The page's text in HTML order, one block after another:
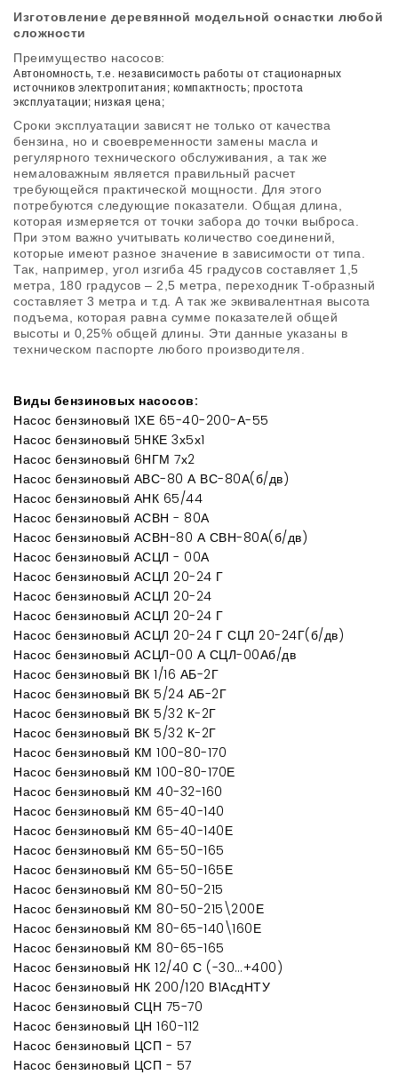
Изготовление деревянной модельной оснастки любой
сложности
Преимущество насосов:
Автономность, т.е. независимость работы от стационарных
источников электропитания; компактность; простота
эксплуатации; низкая цена;
Сроки эксплуатации зависят не только от качества
бензина, но и своевременности замены масла и
регулярного технического обслуживания, а так же
немаловажным является правильный расчет
требующейся практической мощности. Для этого
потребуются следующие показатели. Общая длина,
которая измеряется от точки забора до точки выброса.
При этом важно учитывать количество соединений,
которые имеют разное значение в зависимости от типа.
Так, например, угол изгиба 45 градусов составляет 1,5
метра, 180 градусов – 2,5 метра, переходник T-образный
составляет 3 метра и т.д. А так же эквивалентная высота
подъема, которая равна сумме показателей общей
высоты и 0,25% общей длины. Эти данные указаны в
техническом паспорте любого производителя.
Виды бензиновых насосов:
Насос бензиновый 1ХЕ 65-40-200-А-55
Насос бензиновый 5НКЕ 3х5х1
Насос бензиновый 6НГМ 7х2
Насос бензиновый АВС-80 А ВС-80А(б/дв)
Насос бензиновый АНК 65/44
Насос бензиновый АСВН - 80А
Насос бензиновый АСВН-80 А СВН-80А(б/дв)
Насос бензиновый АСЦЛ - 00А
Насос бензиновый АСЦЛ 20-24 Г
Насос бензиновый АСЦЛ 20-24
Насос бензиновый АСЦЛ 20-24 Г
Насос бензиновый АСЦЛ 20-24 Г СЦЛ 20-24Г(б/дв)
Насос бензиновый АСЦЛ-00 А СЦЛ-00Аб/дв
Насос бензиновый ВК 1/16 АБ-2Г
Насос бензиновый ВК 5/24 АБ-2Г
Насос бензиновый ВК 5/32 К-2Г
Насос бензиновый ВК 5/32 К-2Г
Насос бензиновый КМ 100-80-170
Насос бензиновый КМ 100-80-170Е
Насос бензиновый КМ 40-32-160
Насос бензиновый КМ 65-40-140
Насос бензиновый КМ 65-40-140Е
Насос бензиновый КМ 65-50-165
Насос бензиновый КМ 65-50-165Е
Насос бензиновый КМ 80-50-215
Насос бензиновый КМ 80-50-215\200Е
Насос бензиновый КМ 80-65-140\160Е
Насос бензиновый КМ 80-65-165
Насос бензиновый НК 12/40 С (-30…+400)
Насос бензиновый НК 200/120 В1АсдНТУ
Насос бензиновый СЦН 75-70
Насос бензиновый ЦН 160-112
Насос бензиновый ЦСП - 57
Насос бензиновый ЦСП - 57